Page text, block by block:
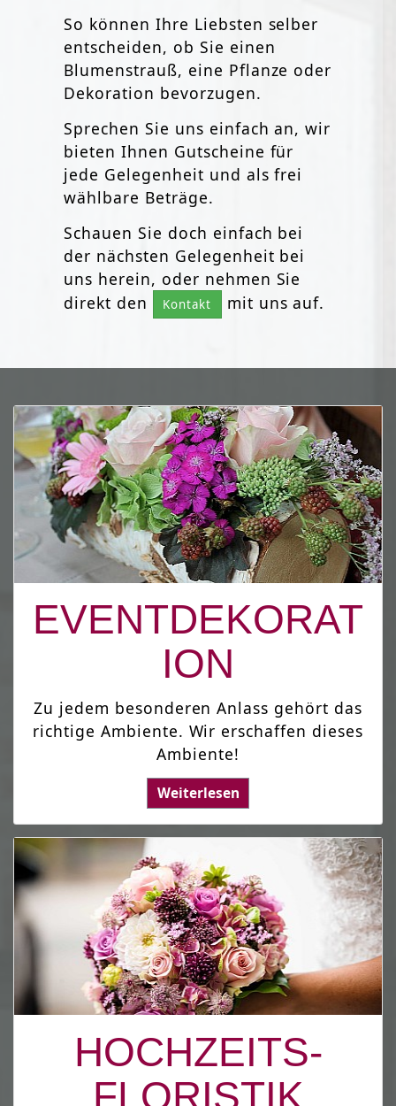
So können Ihre Liebsten selber
entscheiden, ob Sie einen
Blumenstrauß, eine Pflanze oder
Dekoration bevorzugen.
Sprechen Sie uns einfach an, wir
bieten Ihnen Gutscheine für
jede Gelegenheit und als frei
wählbare Beträge.
Schauen Sie doch einfach bei
der nächsten Gelegenheit bei
uns herein, oder nehmen Sie
direkt den
Kontakt mit uns auf.
EVENTDEKORAT
ION
Zu jedem besonderen Anlass gehört das
richtige Ambiente. Wir erschaffen dieses
Ambiente!
Weiterlesen
HOCHZEITS-
FLORISTIK